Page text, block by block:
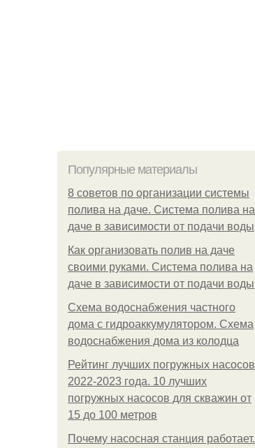
Популярные материалы
8 советов по организации системы
полива на даче. Система полива на
даче в зависимости от подачи воды
Как организовать полив на даче
своими руками. Система полива на
даче в зависимости от подачи воды
Схема водоснабжения частного
дома с гидроаккумулятором. Схема
водоснабжения дома из колодца
Рейтинг лучших погружных насосов
2022-2023 года. 10 лучших
погружных насосов для скважин от
15 до 100 метров
Почему насосная станция работает.